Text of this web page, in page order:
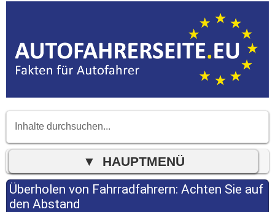
Überholen von Fahrradfahrern: Achten Sie auf
den Abstand